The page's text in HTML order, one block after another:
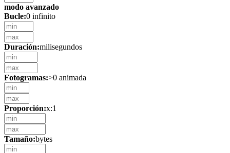
modo avanzado
Bucle:0 infinito
Duración:milisegundos
Fotogramas:>0 animada
Proporción:x:1
Tamaño:bytes